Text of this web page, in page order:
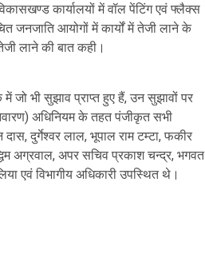
कार्यालयों में वॉल पेंटिंग एवं फ्लैक्स
जनजाति आयोगों में कार्यों में तेजी लाने के
लाने की बात कही।
भी सुझाव प्राप्त हुए हैं, उन सुझावों पर
अधिनियम के तहत पंजीकृत सभी
दुर्गेश्वर लाल, भूपाल राम टम्टा, फकीर
अग्रवाल, अपर सचिव प्रकाश चन्द्र, भगवत
एवं विभागीय अधिकारी उपस्थित थे।